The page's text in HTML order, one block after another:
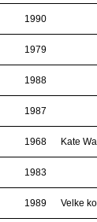
1990
1979
1988
1987
1968 Kate
1983
1989 Velke